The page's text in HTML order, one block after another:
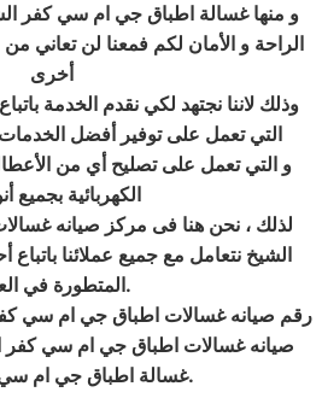
و منها غسالة اطباق جي ام سي كفر
الراحة و الأمان لكم فمعنا لن تعاني
أخرى
وذلك لاننا نجتهد لكي نقدم الخدمة
التي تعمل على توفير أفضل الخدمات
و التي تعمل على تصليح أي من
الكهربائية بجميع
لذلك ، نحن هنا فى مركز صيانه
الشيخ نتعامل مع جميع عملائنا باتباع
المتطورة في.
رقم صيانه غسالات اطباق جي ام سي
صيانه غسالات اطباق جي ام سي كفر
غسالة اطباق جي ام.